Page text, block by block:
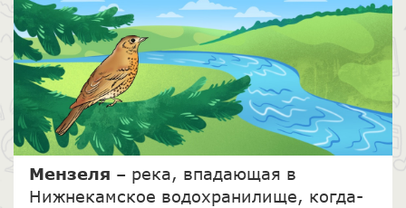
Мензеля – река, впадающая в
Нижнекамское водохранилище, когда-